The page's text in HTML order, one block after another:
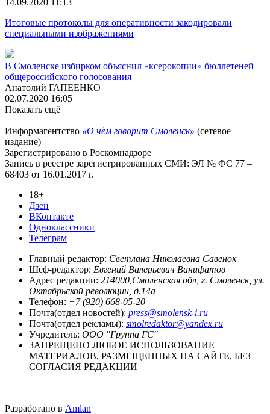
Итоговые протоколы для оперативности закодировали
специальными изображениями
В Смоленске избирком объяснил «ксерокопии» бюллетеней
общероссийского голосования
Анатолий ГАПЕЕНКО
02.07.2020 16:05
Показать ещё
Информагентство «О чём говорит Смоленск» (сетевое
издание)
Зарегистрировано в Роскомнадзоре
Запись в реестре зарегистрированных СМИ: ЭЛ № ФС 77 –
68403 от 16.01.2017 г.
18+
Дзен
ВКонтакте
Одноклассники
Телеграм
Главный редактор: Светлана Николаевна Савенок
Шеф-редактор: Евгений Валерьевич Ванифатов
Адрес редакции: 214000,Смоленская обл, г. Смоленск, ул.
Октябрьской революции, д.14а
Телефон: +7 (920) 668-05-20
Почта(отдел новостей): press@smolensk-i.ru
Почта(отдел рекламы): smolredaktor@yandex.ru
Учредитель: ООО "Группа ГС"
ЗАПРЕЩЕНО ЛЮБОЕ ИСПОЛЬЗОВАНИЕ
МАТЕРИАЛОВ, РАЗМЕЩЕННЫХ НА САЙТЕ, БЕЗ
СОГЛАСИЯ РЕДАКЦИИ
Разработано в Amlan